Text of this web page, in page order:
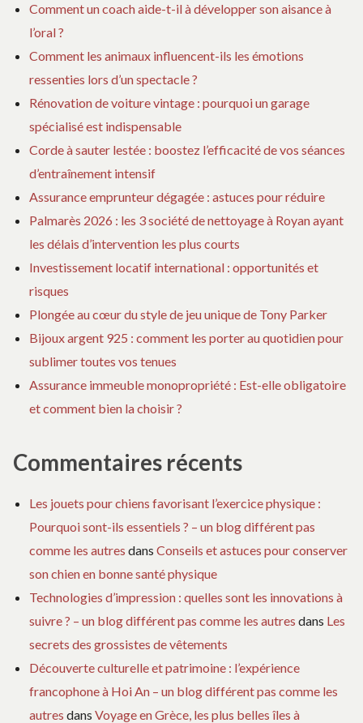
Comment un coach aide-t-il à développer son aisance à
l’oral ?
Comment les animaux influencent-ils les émotions
ressenties lors d’un spectacle ?
Rénovation de voiture vintage : pourquoi un garage
spécialisé est indispensable
Corde à sauter lestée : boostez l’efficacité de vos séances
d’entraînement intensif
Assurance emprunteur dégagée : astuces pour réduire
Palmarès 2026 : les 3 société de nettoyage à Royan ayant
les délais d’intervention les plus courts
Investissement locatif international : opportunités et
risques
Plongée au cœur du style de jeu unique de Tony Parker
Bijoux argent 925 : comment les porter au quotidien pour
sublimer toutes vos tenues
Assurance immeuble monopropriété : Est-elle obligatoire
et comment bien la choisir ?
Commentaires récents
Les jouets pour chiens favorisant l’exercice physique :
Pourquoi sont-ils essentiels ? – un blog différent pas
comme les autres dans Conseils et astuces pour conserver
son chien en bonne santé physique
Technologies d’impression : quelles sont les innovations à
suivre ? – un blog différent pas comme les autres dans Les
secrets des grossistes de vêtements
Découverte culturelle et patrimoine : l’expérience
francophone à Hoi An – un blog différent pas comme les
autres dans Voyage en Grèce, les plus belles îles à